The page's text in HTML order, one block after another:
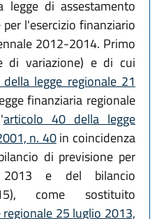
legge di assestamento
l'esercizio finanziario
2012-2014. Primo
di variazione) e di cui
legge regionale 21
finanziaria regionale
articolo 40 della legge
n. 40in coincidenza
di previsione per
2013 e del bilancio
come sostituito
25 luglio 2013,